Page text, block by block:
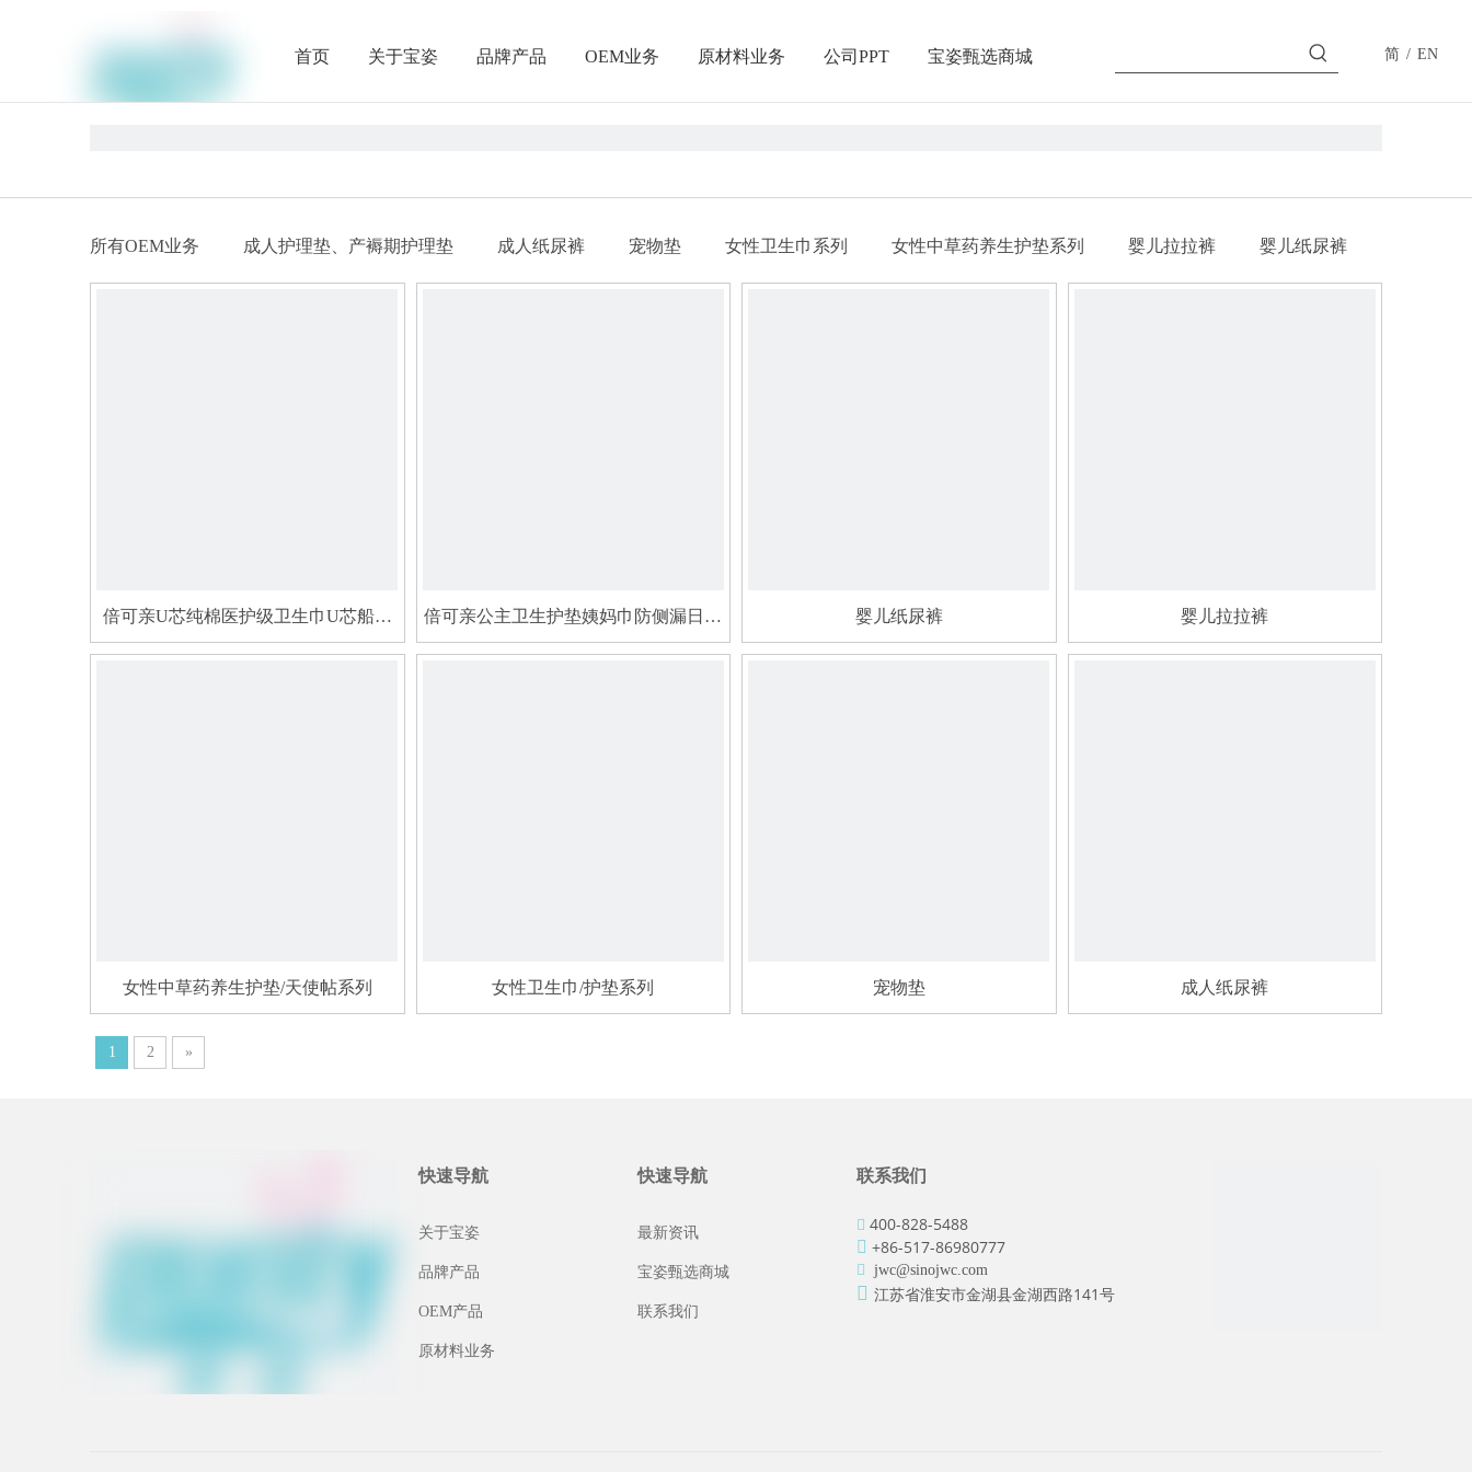
首页 关于宝姿 品牌产品 OEM业务 原材料业务 公司PPT 宝姿甄选商城 简 / EN
所有OEM业务 成人护理垫、产褥期护理垫 成人纸尿裤 宠物垫 女性卫生巾系列 女性中草药养生护垫系列 婴儿拉拉裤 婴儿纸尿裤
倍可亲U芯纯棉医护级卫生巾U芯船型
防侧漏护翼亲肤全棉
倍可亲公主卫生护垫姨妈巾防侧漏日夜
用透气
婴儿纸尿裤 婴儿拉拉裤
女性中草药养生护垫/天使帖系列 女性卫生巾/护垫系列 宠物垫 成人纸尿裤
1 2 »
快速导航
关于宝姿
品牌产品
OEM产品
原材料业务
快速导航
最新资讯
宝姿甄选商城
联系我们
联系我们
 400-828-5488
 +86-517-86980777
 jwc@sinojwc.com
 江苏省淮安市金湖县金湖西路141号